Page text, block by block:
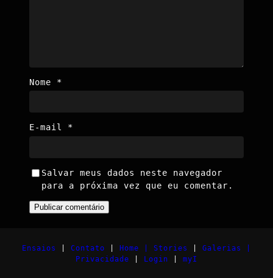
Nome *
E-mail *
Salvar meus dados neste navegador
para a próxima vez que eu comentar.
Ensaios Contato Home | Stories
Galerias |
Privacidade
Login myI